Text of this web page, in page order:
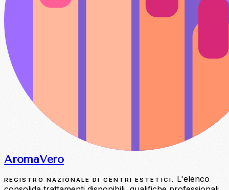
AromaVero
REGISTRO NAZIONALE DI CENTRI ESTETICI.
L'elenco